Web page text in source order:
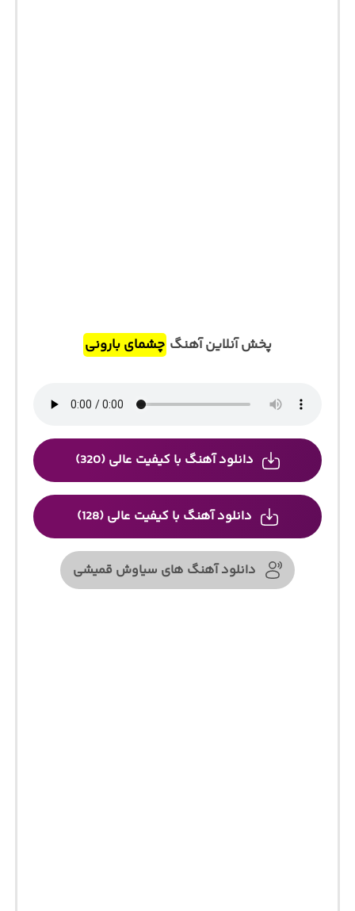
پخش آنلاین آهنگ چشمای بارونی
دانلود آهنگ با کیفیت عالی (320)
دانلود آهنگ با کیفیت عالی (128)
دانلود آهنگ های سیاوش قمیشی